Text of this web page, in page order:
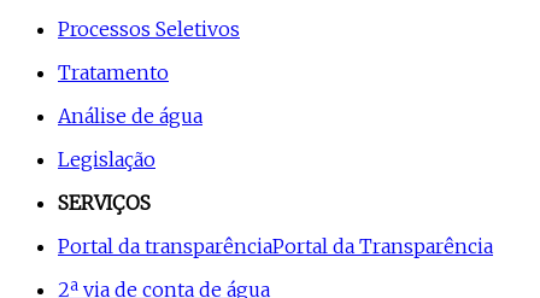
Processos Seletivos
Tratamento
Análise de água
Legislação
SERVIÇOS
Portal da transparênciaPortal da Transparência
2ª via de conta de água